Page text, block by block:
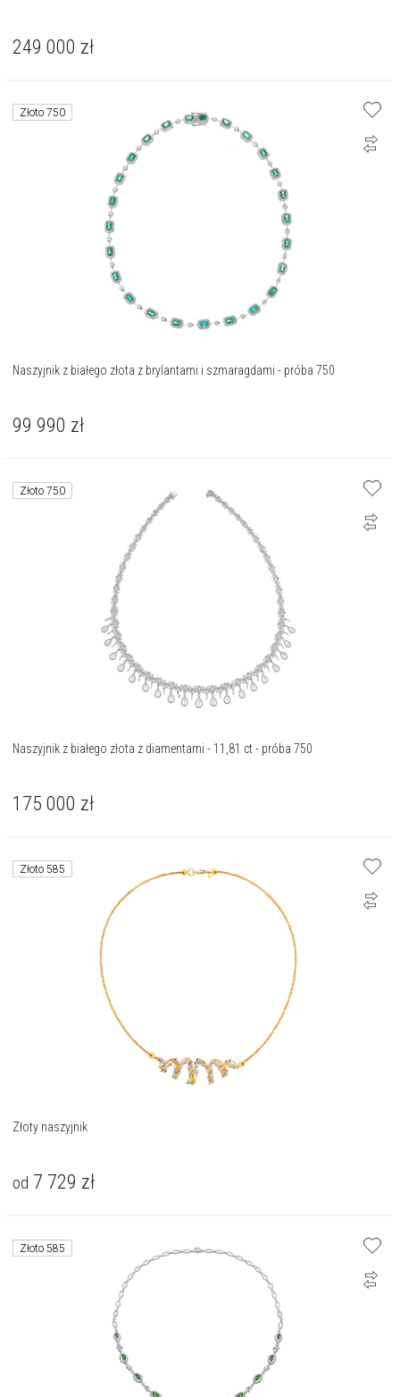
249 000 zł
Złoto 750
Naszyjnik z białego złota z brylantami i szmaragdami - próba 750
99 990 zł
Złoto 750
Naszyjnik z białego złota z diamentami - 11,81 ct - próba 750
175 000 zł
Złoto 585
Złoty naszyjnik
od 7 729 zł
Złoto 585